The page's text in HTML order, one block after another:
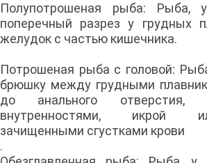
Полупотрошеная рыба: Рыба,
поперечный разрез у грудных
желудок с частью кишечника.
Потрошеная рыба с головой:
брюшку между грудными
до анального отверстия,
внутренностями, икрой
зачищенными сгустками крови
.